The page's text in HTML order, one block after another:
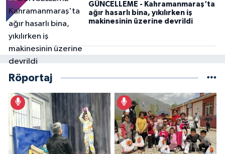
GÜNCELLEME - Kahramanmaraş'ta
ağır hasarlı bina, yıkılırken iş
makinesinin üzerine devrildi
Röportaj